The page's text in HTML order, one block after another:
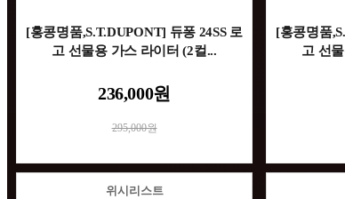
[홍콩명품,S.T.DUPONT] 듀퐁 24SS 로
고 선물용 가스 라이터 (2컬...
236,000원
295,000원
위시리스트
[홍콩명품
고 선